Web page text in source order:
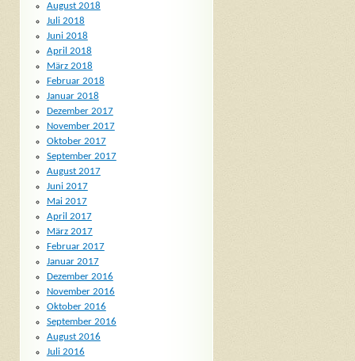
August 2018
Juli 2018
Juni 2018
April 2018
März 2018
Februar 2018
Januar 2018
Dezember 2017
November 2017
Oktober 2017
September 2017
August 2017
Juni 2017
Mai 2017
April 2017
März 2017
Februar 2017
Januar 2017
Dezember 2016
November 2016
Oktober 2016
September 2016
August 2016
Juli 2016